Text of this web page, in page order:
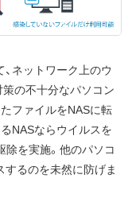
ネットワーク上のウ
の不十分なパソコン
ファイルをNASに転
NASならウイルスを
除を実施。他のパソコ
るのを未然に防げま